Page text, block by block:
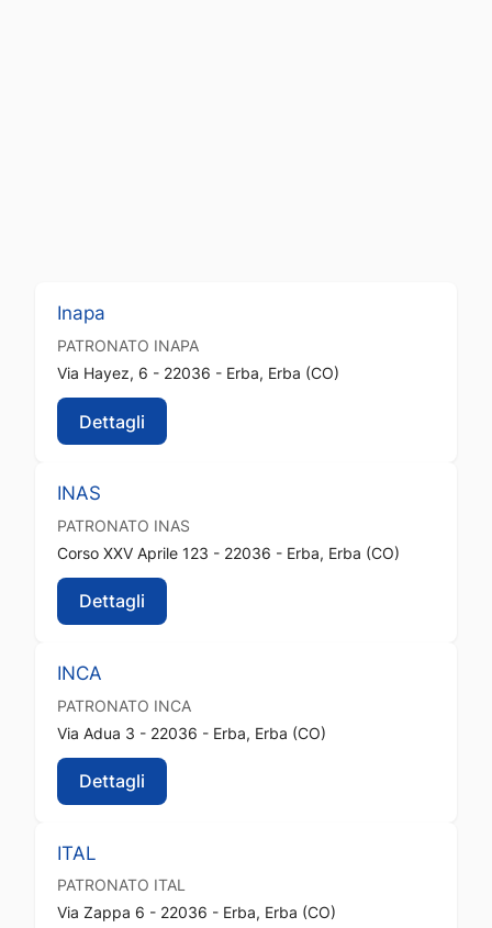
Inapa
PATRONATO INAPA
Via Hayez, 6 - 22036 - Erba, Erba (CO)
Dettagli
INAS
PATRONATO INAS
Corso XXV Aprile 123 - 22036 - Erba, Erba (CO)
Dettagli
INCA
PATRONATO INCA
Via Adua 3 - 22036 - Erba, Erba (CO)
Dettagli
ITAL
PATRONATO ITAL
Via Zappa 6 - 22036 - Erba, Erba (CO)